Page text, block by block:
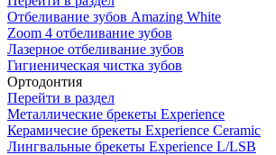
Отбеливание зубов Amazing White
Zoom 4 отбеливание зубов
Лазерное отбеливание зубов
Гигиеническая чистка зубов
Ортодонтия
Перейти в раздел
Металлические брекеты Experience
Керамичесие брекеты Experience Ceramic
Лингвальные брекеты Experience L/LSB